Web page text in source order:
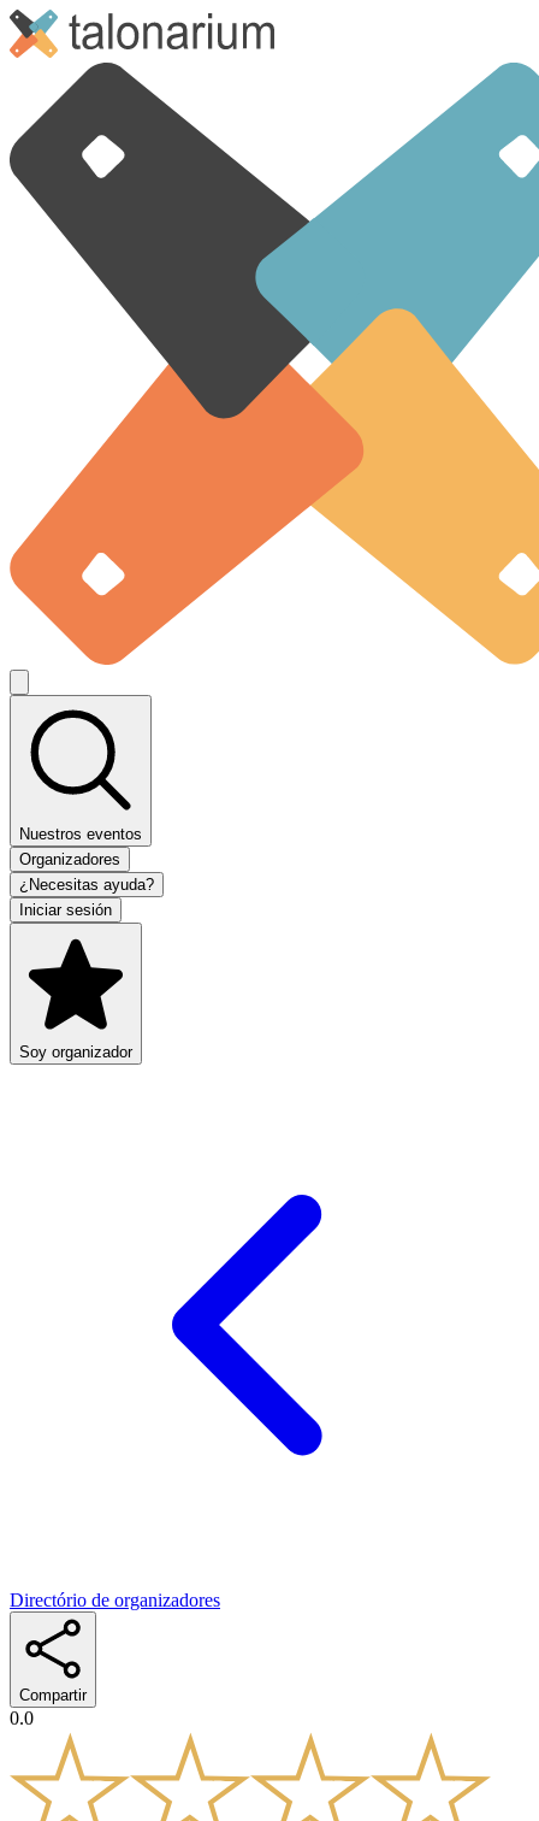
Nuestros eventos
Organizadores
¿Necesitas ayuda?
Iniciar sesión
Soy organizador
Directório de organizadores
Compartir
0.0